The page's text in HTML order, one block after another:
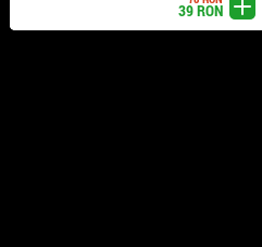
adaugă
39RON